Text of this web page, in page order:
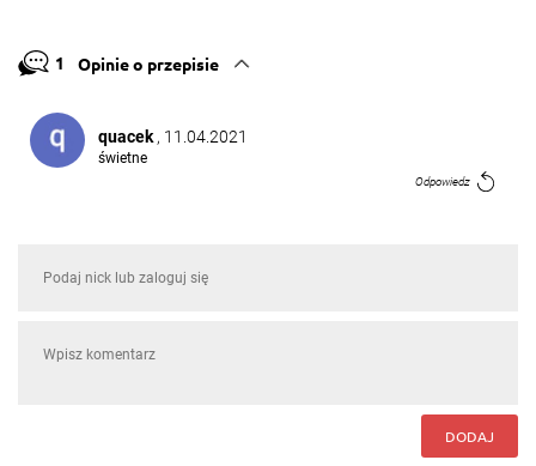
1 Opinie o przepisie
quacek, 11.04.2021
świetne
Odpowiedz
DODAJ